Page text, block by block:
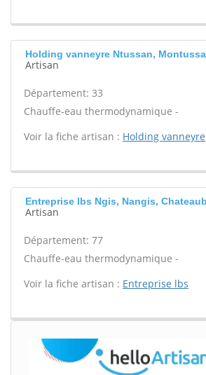
Holding vanneyre Ntussan,
Artisan
Département: 33
Chauffe-eau thermodynamique -
Voir la fiche artisan : Holding vanneyre
Entreprise lbs Ngis, Nangis,
Artisan
Département: 77
Chauffe-eau thermodynamique -
Voir la fiche artisan : Entreprise lbs